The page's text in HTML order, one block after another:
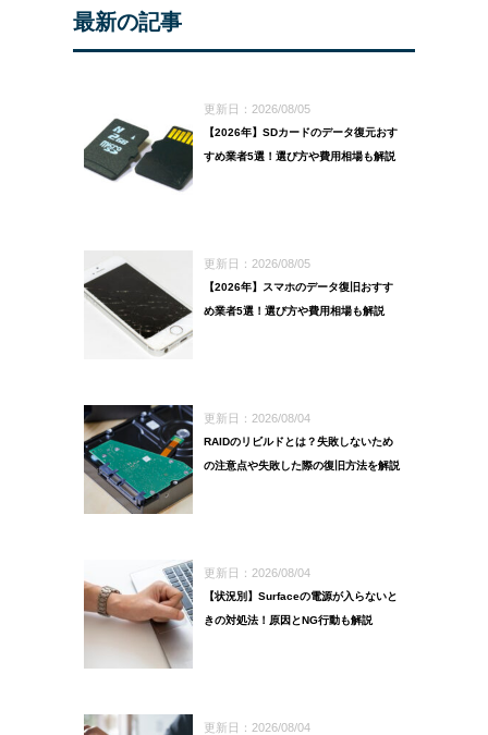
最新の記事
更新日：2026/08/05
【2026年】SDカードのデータ復元おす
すめ業者5選！選び方や費用相場も解説
更新日：2026/08/05
【2026年】スマホのデータ復旧おすす
め業者5選！選び方や費用相場も解説
更新日：2026/08/04
RAIDのリビルドとは？失敗しないため
の注意点や失敗した際の復旧方法を解説
更新日：2026/08/04
【状況別】Surfaceの電源が入らないと
きの対処法！原因とNG行動も解説
更新日：2026/08/04